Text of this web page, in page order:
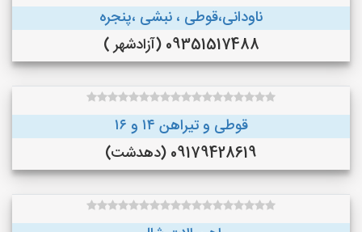
ناودانی،قوطی ، نبشی ،پنجره
09351517488 (آزادشهر )
قوطی و تیراهن ۱۴ و ۱۶
09179428619 (دهدشت)